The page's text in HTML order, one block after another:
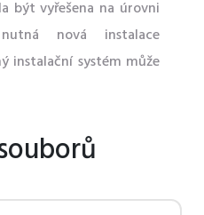
být vyřešena na úrovni
nová instalace
instalační systém může